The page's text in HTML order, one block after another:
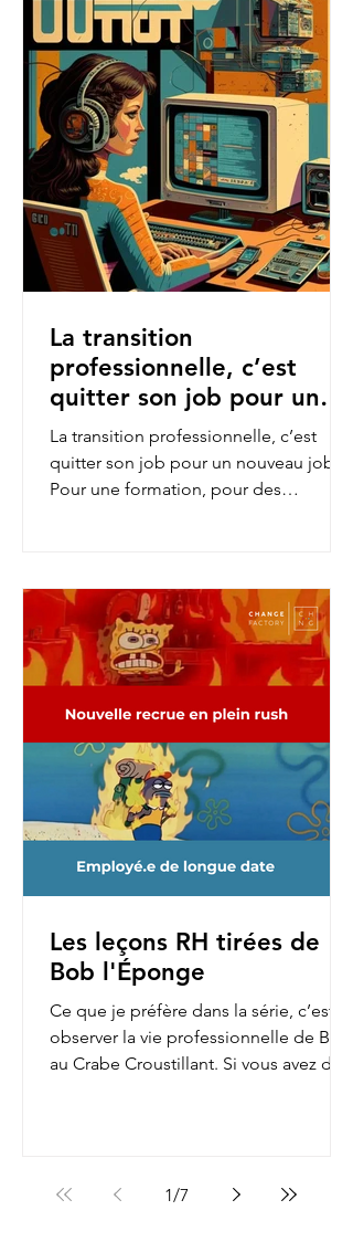
La transition
professionnelle, c’est
quitter son job pour un
nouveau job.
La transition professionnelle, c’est
quitter son job pour un nouveau job.
Pour une formation, pour des
Les leçons RH tirées de
Bob l'Éponge
Ce que je préfère dans la série, c’est
observer la vie professionnelle de Bob
au Crabe Croustillant. Si vous avez déjà
1/7